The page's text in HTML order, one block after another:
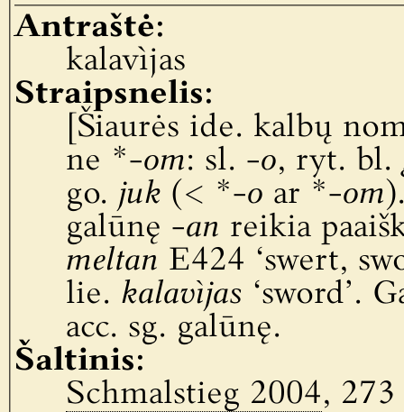
Antraštė:
kalavìjas
Straipsnelis:
[Šiaurės ide. kalbų
ne *-om: sl. -o, ryt. bl.
go. juk (< *-o ar *-om
galūnę -an reikia
meltan E424 ‘swert,
lie. kalavìjas ‘sword’.
acc. sg. galūnę.
Šaltinis:
Schmalstieg 2004, 273